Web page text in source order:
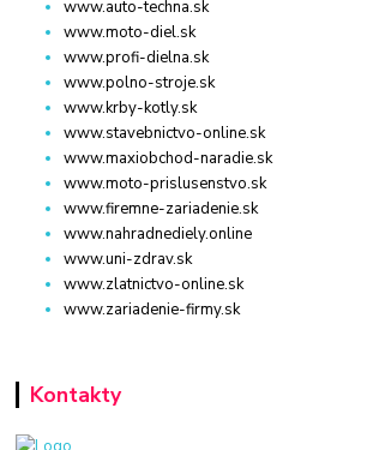
www.auto-techna.sk
www.moto-diel.sk
www.profi-dielna.sk
www.polno-stroje.sk
www.krby-kotly.sk
www.stavebnictvo-online.sk
www.maxiobchod-naradie.sk
www.moto-prislusenstvo.sk
www.firemne-zariadenie.sk
www.nahradnediely.online
www.uni-zdrav.sk
www.zlatnictvo-online.sk
www.zariadenie-firmy.sk
Kontakty